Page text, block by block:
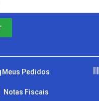
Meus Pedidos
Notas Fiscais